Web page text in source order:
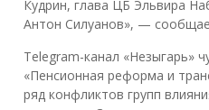
Кудрин, глава ЦБ Эльвира
Антон Силуанов», —
Telegram-канал «Незыгарь»
«Пенсионная реформа и
ряд конфликтов групп